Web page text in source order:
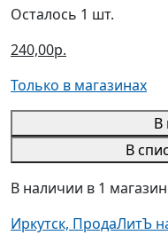
Осталось 1 шт.
240,00р.
Только в магазинах
В
В
В наличии в 1
Иркутск, ПродаЛитЪ